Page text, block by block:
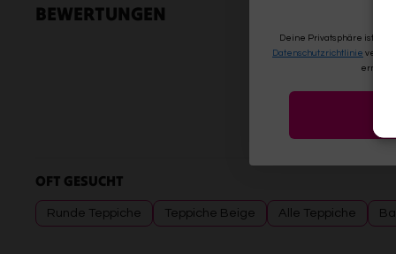
BEWERTUNGEN
OFT GESUCHT
Runde Teppiche Teppiche Beige Alle Teppiche
Deine Privatsphäre ist uns
Datenschutzrichtlinie